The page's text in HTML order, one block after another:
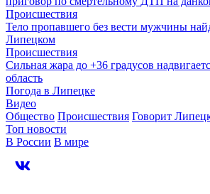
Происшествия
Тело пропавшего без вести мужчины
Липецком
Происшествия
Сильная жара до +36 градусов
область
Погода в Липецке
Видео
Общество Происшествия Говорит
Топ новости
В России В мире